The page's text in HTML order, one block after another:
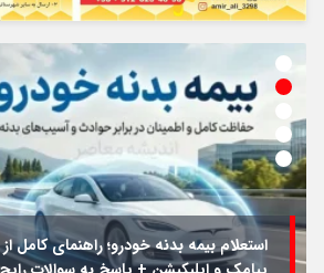
استعلام بیمه بدنه خودرو؛ راهنمای کامل